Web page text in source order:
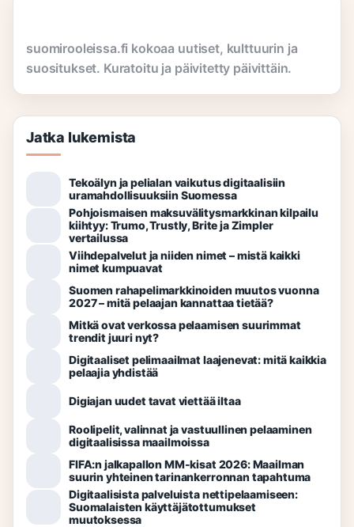
suomirooleissa.fi kokoaa uutiset, kulttuurin ja
suositukset. Kuratoitu ja päivitetty päivittäin.
Jatka lukemista
Tekoälyn ja pelialan vaikutus digitaalisiin
uramahdollisuuksiin Suomessa
Pohjoismaisen maksuvälitysmarkkinan kilpailu
kiihtyy: Trumo, Trustly, Brite ja Zimpler
vertailussa
Viihdepalvelut ja niiden nimet – mistä kaikki
nimet kumpuavat
Suomen rahapelimarkkinoiden muutos vuonna
2027 – mitä pelaajan kannattaa tietää?
Mitkä ovat verkossa pelaamisen suurimmat
trendit juuri nyt?
Digitaaliset pelimaailmat laajenevat: mitä kaikkia
pelaajia yhdistää
Digiajan uudet tavat viettää iltaa
Roolipelit, valinnat ja vastuullinen pelaaminen
digitaalisissa maailmoissa
FIFA:n jalkapallon MM-kisat 2026: Maailman
suurin yhteinen tarinankerronnan tapahtuma
Digitaalisista palveluista nettipelaamiseen:
Suomalaisten käyttäjätottumukset
muutoksessa